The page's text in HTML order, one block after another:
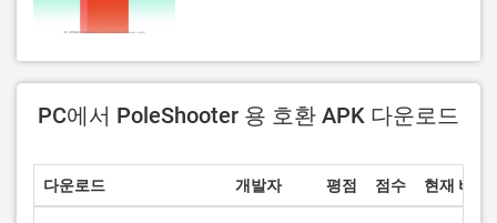
PC에서 PoleShooter 용 호환 APK 다운로드
다운로드 개발자 평점 점수 현재 버전